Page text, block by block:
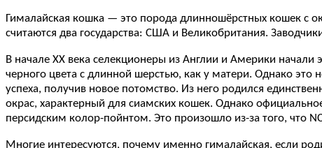
Гималайская кошка — это порода длинношёрстных кошек с
считаются два государства: США и Великобритания.
В начале XX века селекционеры из Англии и Америки
черного цвета с длинной шерстью, как у матери. Однако
успеха, получив новое потомство. Из него родился
окрас, характерный для сиамских кошек. Однако
персидским колор-пойнтом. Это произошло из-за того, что
Многие интересуются, почему именно гималайская, если